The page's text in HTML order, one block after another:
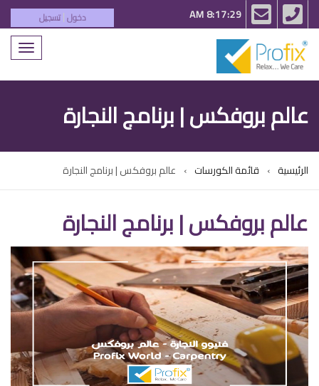
phone
email
8:17:29 AM دخول تسجيل
Toggle
عالم بروفكس | برنامج النجارة
الرئيسية قائمة الكورسات عالم بروفكس | برنامج النجارة
عالم بروفكس | برنامج النجارة